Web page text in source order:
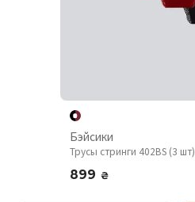
Бэйсики
Трусы стринги 402BS (3 шт)
899 ₴